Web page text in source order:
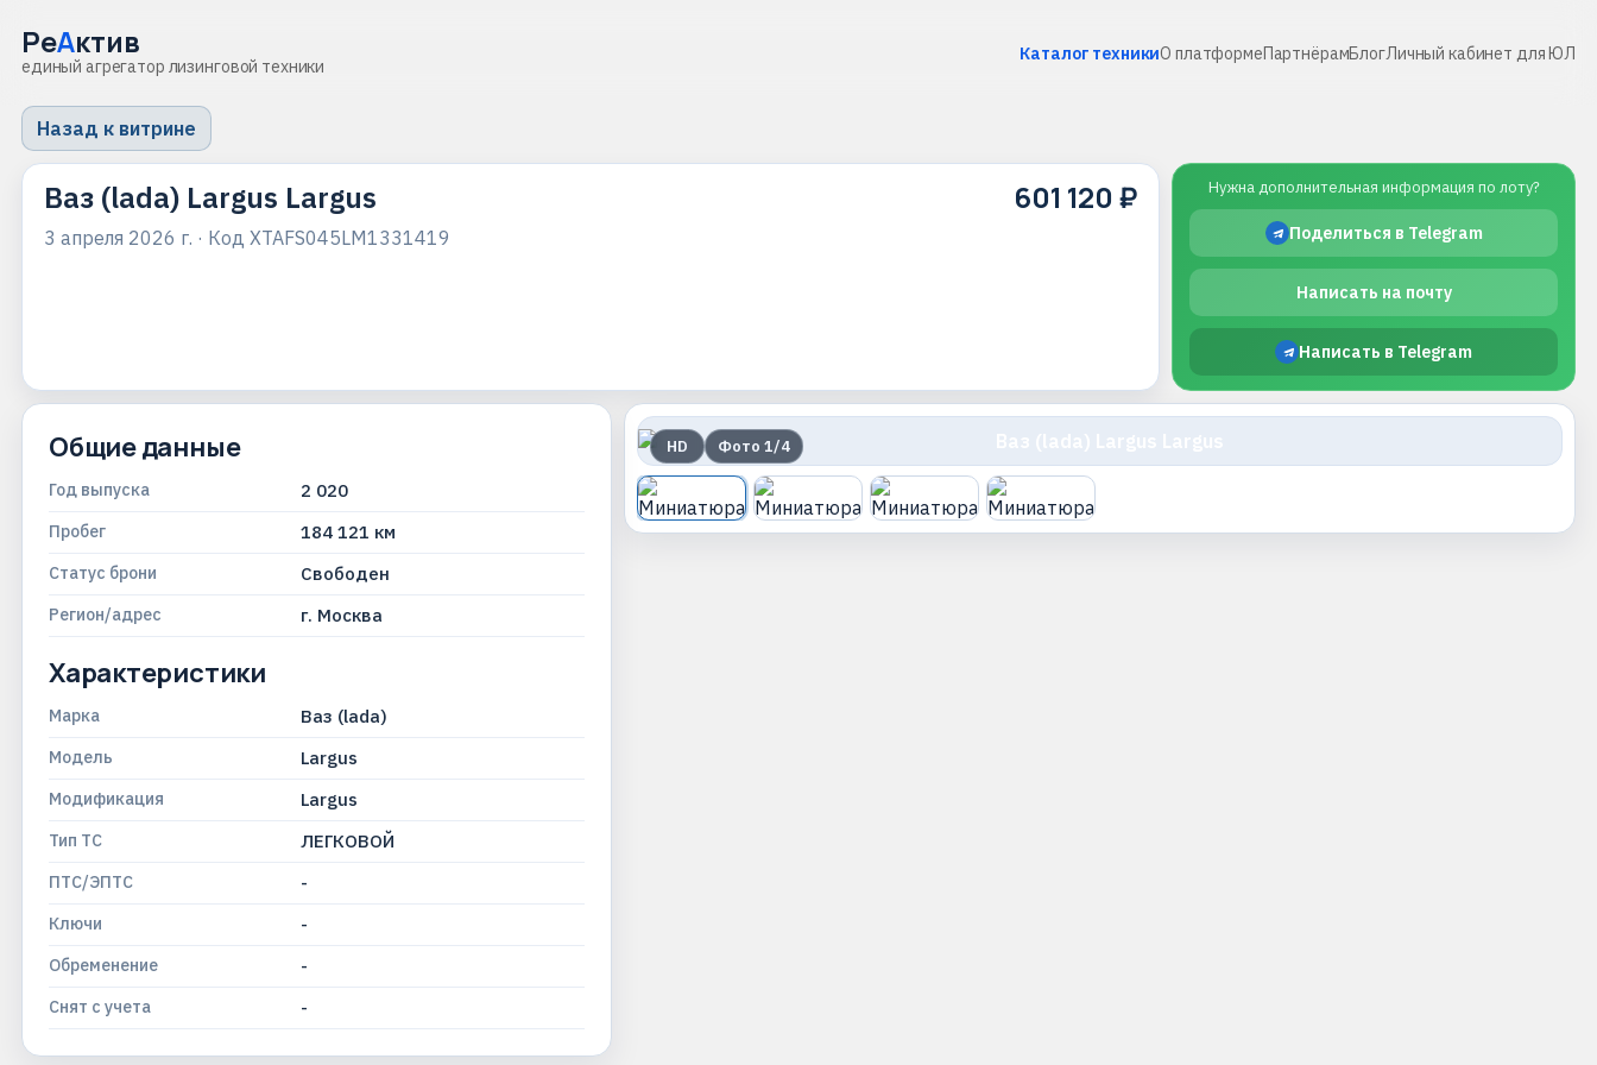
РеАктив
единый агрегатор лизинговой техники
Каталог техникиО платформеПартнёрамБлогЛичный кабинет для ЮЛ
Назад к витрине
Ваз (lada) Largus Largus
3 апреля 2026 г. · Код XTAFS045LM1331419
601 120 ₽ Нужна дополнительная информация по лоту?
Поделиться в Telegram
Написать на почту
Написать в Telegram
Общие данные
Год выпуска 2 020
Пробег 184 121 км
Статус брони Свободен
Регион/адрес г. Москва
Характеристики
Марка Ваз (lada)
Модель Largus
Модификация Largus
Тип ТС ЛЕГКОВОЙ
ПТС/ЭПТС -
Ключи -
Обременение -
Снят с учета -
HD Фото1/4